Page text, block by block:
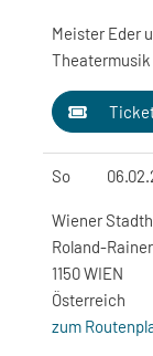
Meister Eder
Theatermusik
So
Wiener
Roland-
1150 WIEN
Österreich
zum